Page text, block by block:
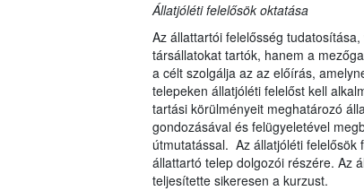
Állatjóléti felelősök oktatása
Az állattartói felelősség
társállatokat tartók, hanem a
a célt szolgálja az az előírás,
telepeken állatjóléti felelőst kell
tartási körülményeit meghatározó
gondozásával és felügyeletével
útmutatással. Az állatjóléti felelősök
állattartó telep dolgozói részére. Az
teljesítette sikeresen a kurzust.